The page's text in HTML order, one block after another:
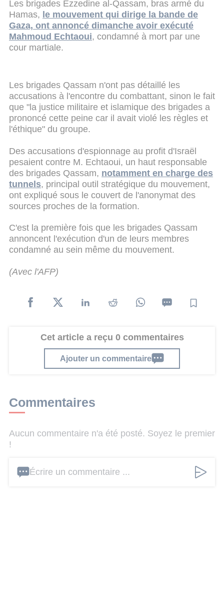
Les brigades Ezzedine al-Qassam, bras armé du
Hamas, le mouvement qui dirige la bande de
Gaza, ont annoncé dimanche avoir exécuté
Mahmoud Echtaoui, condamné à mort par une
cour martiale.
Les brigades Qassam n'ont pas détaillé les
accusations à l'encontre du combattant, sinon le fait
que "la justice militaire et islamique des brigades a
prononcé cette peine car il avait violé les règles et
l'éthique" du groupe.
Des accusations d'espionnage au profit d'Israël
pesaient contre M. Echtaoui, un haut responsable
des brigades Qassam, notamment en charge des
tunnels, principal outil stratégique du mouvement,
ont expliqué sous le couvert de l'anonymat des
sources proches de la formation.
C'est la première fois que les brigades Qassam
annoncent l'exécution d'un de leurs membres
condamné au sein même du mouvement.
(Avec l'AFP)
Cet article a reçu 0 commentaires
Ajouter un commentaire
Commentaires
Aucun commentaire n'a été posté. Soyez le premier
!
Écrire un commentaire ...